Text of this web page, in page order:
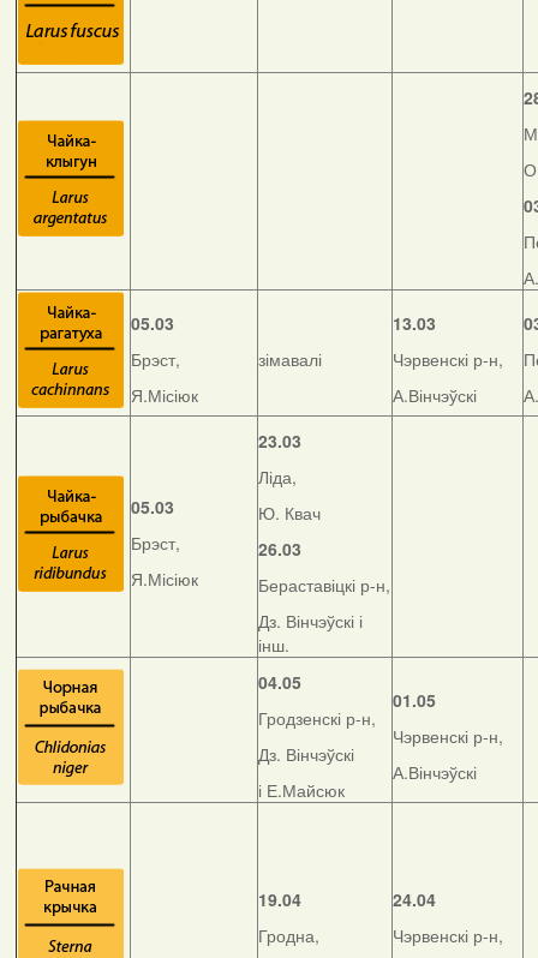
05.03
Брэст,
Я.Місіюк
зімавалі
13.03
Чэрвенскі р-н,
А.Вінчэўскі
05.03
Брэст,
Я.Місіюк
23.03
Ліда,
Ю. Квач
26.03
Бераставіцкі р-н,
Дз. Вінчэўскі і
інш.
04.05
Гродзенскі р-н,
Дз. Вінчэўскі
і Е.Майсюк
01.05
Чэрвенскі р-н,
А.Вінчэўскі
19.04
Гродна,
24.04
Чэрвенскі р-н,